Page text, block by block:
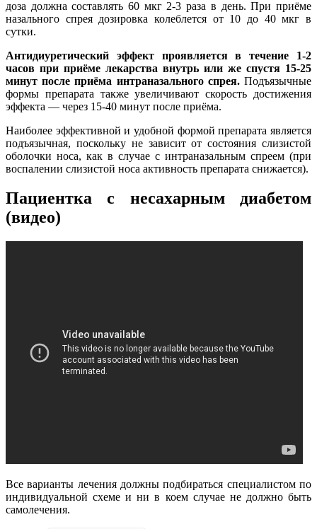
доза должна составлять 60 мкг 2-3 раза в день. При приёме
назального спрея дозировка колеблется от 10 до 40 мкг в
сутки.
Антидиуретический эффект проявляется в течение 1-2
часов при приёме лекарства внутрь или же спустя 15-25
минут после приёма интраназального спрея.Подъязычные
формы препарата также увеличивают скорость достижения
эффекта — через 15-40 минут после приёма.
Наиболее эффективной и удобной формой препарата является
подъязычная, поскольку не зависит от состояния слизистой
оболочки носа, как в случае с интраназальным спреем (при
воспалении слизистой носа активность препарата снижается).
Пациентка с несахарным диабетом
(видео)
Все варианты лечения должны подбираться специалистом по
индивидуальной схеме и ни в коем случае не должно быть
самолечения.